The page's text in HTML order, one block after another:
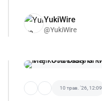
YukiWire
@YukiWire
10 трав. '26, 12:09